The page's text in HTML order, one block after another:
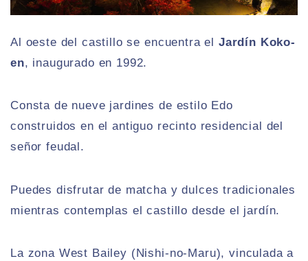
Al oeste del castillo se encuentra el Jardín Koko-
en, inaugurado en 1992.
Consta de nueve jardines de estilo Edo
construidos en el antiguo recinto residencial del
señor feudal.
Puedes disfrutar de matcha y dulces tradicionales
mientras contemplas el castillo desde el jardín.
La zona West Bailey (Nishi-no-Maru), vinculada a